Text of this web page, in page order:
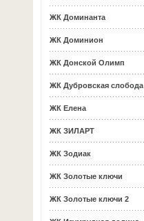
ЖК Доминанта
ЖК Доминион
ЖК Донской Олимп
ЖК Дубровская слобода
ЖК Елена
ЖК ЗИЛАРТ
ЖК Зодиак
ЖК Золотые ключи
ЖК Золотые ключи 2